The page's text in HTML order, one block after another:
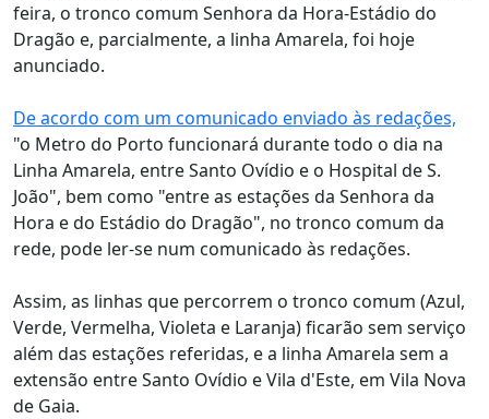
feira, o tronco comum Senhora da Hora-Estádio do
Dragão e, parcialmente, a linha Amarela, foi hoje
anunciado.
De acordo com um comunicado enviado às redações,
"o Metro do Porto funcionará durante todo o dia na
Linha Amarela, entre Santo Ovídio e o Hospital de S.
João", bem como "entre as estações da Senhora da
Hora e do Estádio do Dragão", no tronco comum da
rede, pode ler-se num comunicado às redações.
Assim, as linhas que percorrem o tronco comum (Azul,
Verde, Vermelha, Violeta e Laranja) ficarão sem serviço
além das estações referidas, e a linha Amarela sem a
extensão entre Santo Ovídio e Vila d'Este, em Vila Nova
de Gaia.